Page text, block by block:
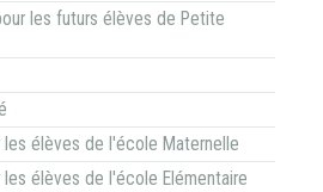
les futurs élèves de Petite
élèves de l'école Maternelle
élèves de l'école Elémentaire